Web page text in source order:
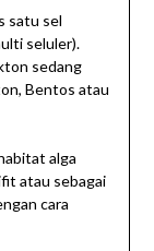
satu sel
seluler).
sedang
Bentos atau
alga
atau sebagai
cara